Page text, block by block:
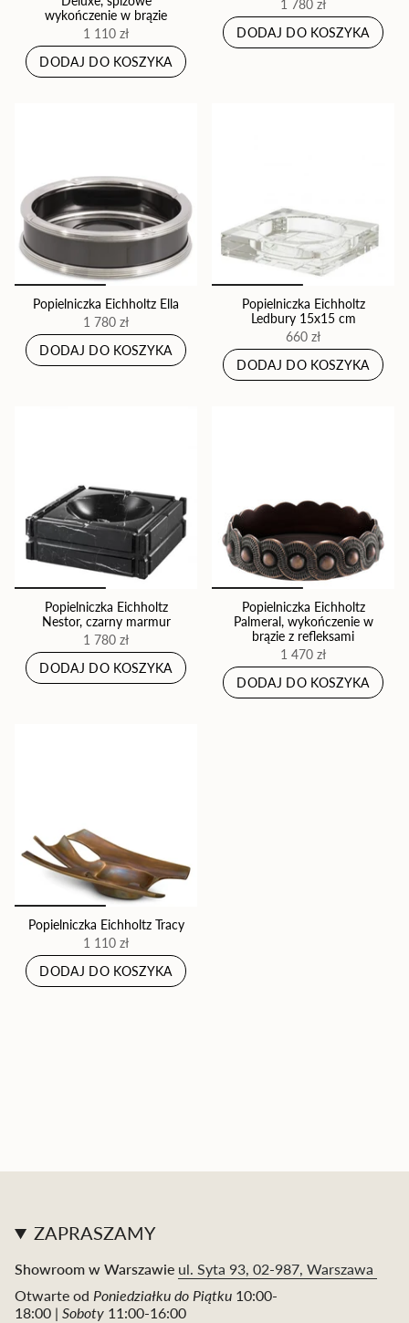
wykończenie w brązie
1 110 zł
DODAJ DO KOSZYKA
1 780 zł
DODAJ DO KOSZYKA
Popielniczka Eichholtz Ella
1 780 zł
DODAJ DO KOSZYKA
Popielniczka Eichholtz
Ledbury 15x15 cm
660 zł
DODAJ DO KOSZYKA
Popielniczka Eichholtz
Nestor, czarny marmur
1 780 zł
DODAJ DO KOSZYKA
Popielniczka Eichholtz
Palmeral, wykończenie w
brązie z refleksami
1 470 zł
DODAJ DO KOSZYKA
Popielniczka Eichholtz Tracy
1 110 zł
DODAJ DO KOSZYKA
ZAPRASZAMY
Showroom w Warszawie ul. Syta 93, 02-987, Warszawa
Otwarte od Poniedziałku do Piątku 10:00-
18:00 | Soboty 11:00-16:00